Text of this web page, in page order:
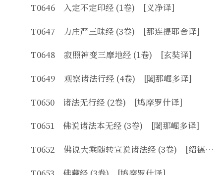
T0646 入定不定印经 (1卷) [义净译]
T0647 力庄严三昧经 (3卷) [那连提耶舍译]
T0648 寂照神变三摩地经 (1卷) [玄奘译]
T0649 观察诸法行经 (4卷) [闍那崛多译]
T0650 诸法无行经 (2卷) [鸠摩罗什译]
T0651 佛说诸法本无经 (3卷) [闍那崛多译]
T0652 佛说大乘随转宣说诸法经 (3卷) [绍德等译]